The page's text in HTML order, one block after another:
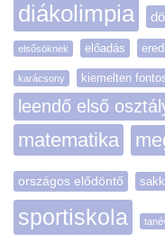
diákolimpia
elsősöknek előadás
karácsony kiemelten
leendő első
matematika
országos elődöntő sakk
sportiskola